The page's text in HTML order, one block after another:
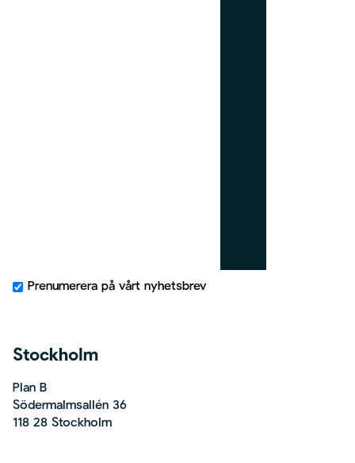
Prenumerera på vårt nyhetsbrev
Stockholm
Plan B
Södermalmsallén 36
118 28 Stockholm